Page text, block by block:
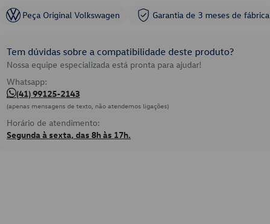
Peça Original Volkswagen Garantia de 3 meses de fábrica
Tem dúvidas sobre a compatibilidade deste produto?
Nossa equipe especializada está pronta para ajudar!
Whatsapp:
(41) 99125-2143
(apenas mensagens de texto, não atendemos ligações)
Horário de atendimento:
Segunda à sexta, das 8h às 17h.